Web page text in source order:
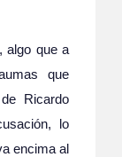
algo que a
que
Ricardo
lo
encima al